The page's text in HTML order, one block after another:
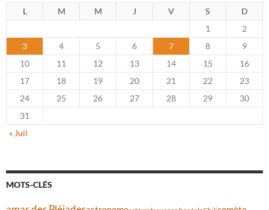
L M M J V S
D
1
2
3
4 5 6 7 8
9
10
11 12 13 14 15
16
17
18 19 20 21 22
23
24
25 26 27 28 29
30
31
« Juil
MOTS-CLÉS